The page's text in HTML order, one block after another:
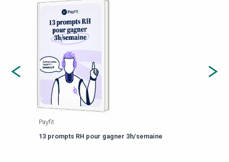
Payfit
13 prompts RH pour gagner 3h/semaine